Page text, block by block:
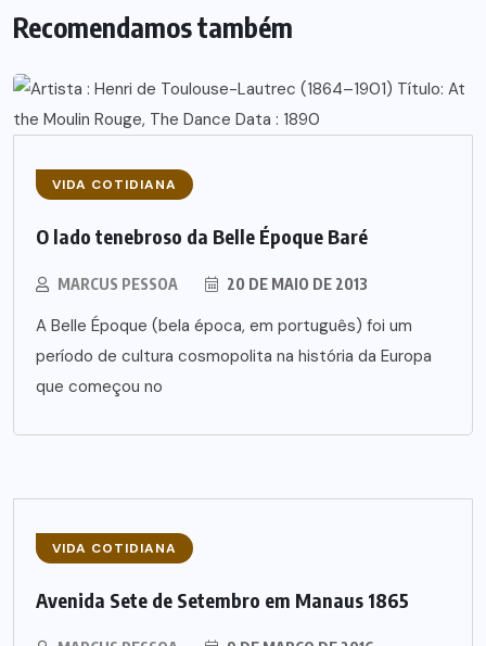
Recomendamos também
VIDA COTIDIANA
O lado tenebroso da Belle Époque Baré
MARCUS PESSOA 20 DE MAIO DE 2013
A Belle Époque (bela época, em português) foi um
período de cultura cosmopolita na história da Europa
que começou no
VIDA COTIDIANA
Avenida Sete de Setembro em Manaus 1865